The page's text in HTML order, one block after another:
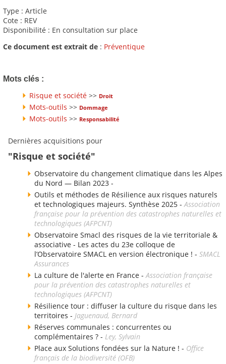
Type : Article
Cote : REV
Disponibilité : En consultation sur place
Ce document est extrait de : Préventique
Mots clés :
Risque et société >> Droit
Mots-outils >> Dommage
Mots-outils >> Responsabilité
Dernières acquisitions pour
"Risque et société"
Observatoire du changement climatique dans les Alpes
du Nord — Bilan 2023 -
Outils et méthodes de Résilience aux risques naturels
et technologiques majeurs. Synthèse 2025 -Association
française pour la prévention des catastrophes naturelles et
technologiques (AFPCNT)
Observatoire Smacl des risques de la vie territoriale &
associative - Les actes du 23e colloque de
l’Observatoire SMACL en version électronique ! - SMACL
Assurances
La culture de l'alerte en France -Association française
pour la prévention des catastrophes naturelles et
technologiques (AFPCNT)
Résilience tour : diffuser la culture du risque dans les
territoires - Jaguenaud, Bernard
Réserves communales : concurrentes ou
complémentaires ? - Ley, Sylvain
Place aux Solutions fondées sur la Nature ! - Office
français de la biodiversité (OFB)